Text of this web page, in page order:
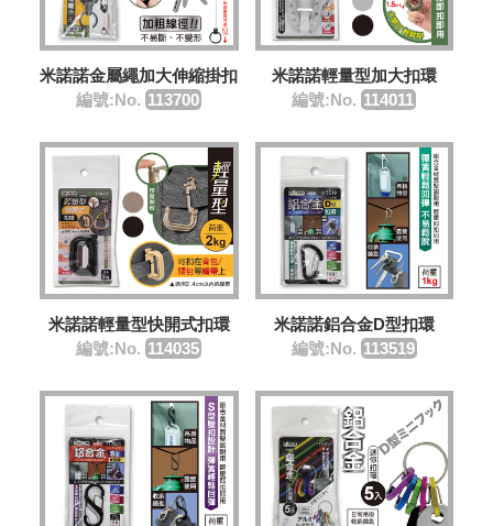
米諾諾金屬繩加大伸縮掛扣
編號:No. 113700
米諾諾輕量型加大扣環
編號:No. 114011
米諾諾輕量型快開式扣環
編號:No. 114035
米諾諾鋁合金D型扣環
編號:No. 113519